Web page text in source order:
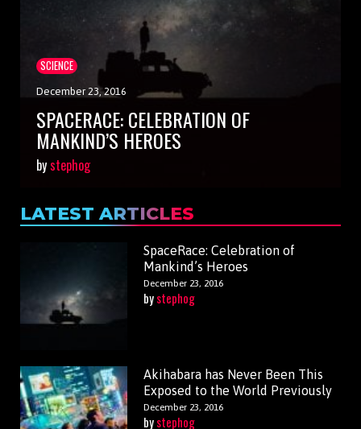
SCIENCE
December 23, 2016
SPACERACE: CELEBRATION OF
MANKIND’S HEROES
bystephog
LATEST ARTICLES
SpaceRace: Celebration of
Mankind’s Heroes
December 23, 2016
bystephog
Akihabara has Never Been This
Exposed to the World Previously
December 23, 2016
bystephog